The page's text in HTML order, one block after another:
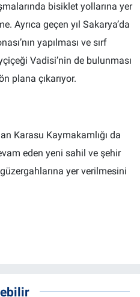
bisiklet yollarına yer
Ayrıca geçen yıl Sakarya’da
yapılması ve sırf
Vadisi’nin de bulunması
plana çıkarıyor.
Karasu Kaymakamlığı da
eden yeni sahil ve şehir
yer verilmesini